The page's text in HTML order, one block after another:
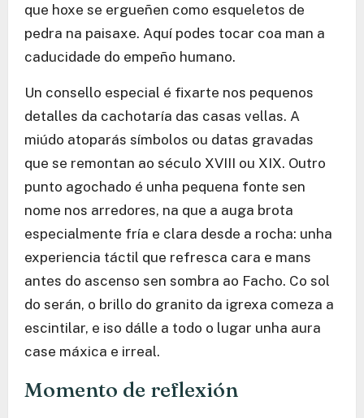
que hoxe se ergueñen como esqueletos de
pedra na paisaxe. Aquí podes tocar coa man a
caducidade do empeño humano.
Un consello especial é fixarte nos pequenos
detalles da cachotaría das casas vellas. A
miúdo atoparás símbolos ou datas gravadas
que se remontan ao século XVIII ou XIX. Outro
punto agochado é unha pequena fonte sen
nome nos arredores, na que a auga brota
especialmente fría e clara desde a rocha: unha
experiencia táctil que refresca cara e mans
antes do ascenso sen sombra ao Facho. Co sol
do serán, o brillo do granito da igrexa comeza a
escintilar, e iso dálle a todo o lugar unha aura
case máxica e irreal.
Momento de reflexión